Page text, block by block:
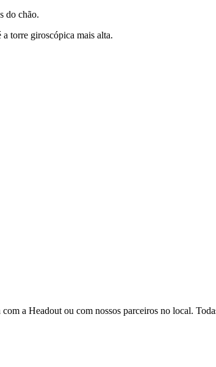
do chão.
torre giroscópica mais alta.
a Headout ou com nossos parceiros no local.